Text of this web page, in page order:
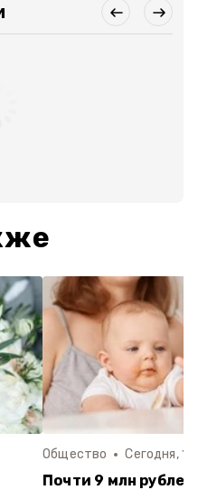
Общество Сегодня,
Почти 9 млн